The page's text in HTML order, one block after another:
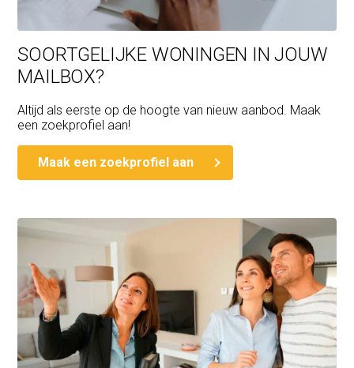
SOORTGELIJKE WONINGEN IN JOUW
MAILBOX?
Altijd als eerste op de hoogte van nieuw aanbod. Maak
een zoekprofiel aan!
Maak een zoekprofiel aan